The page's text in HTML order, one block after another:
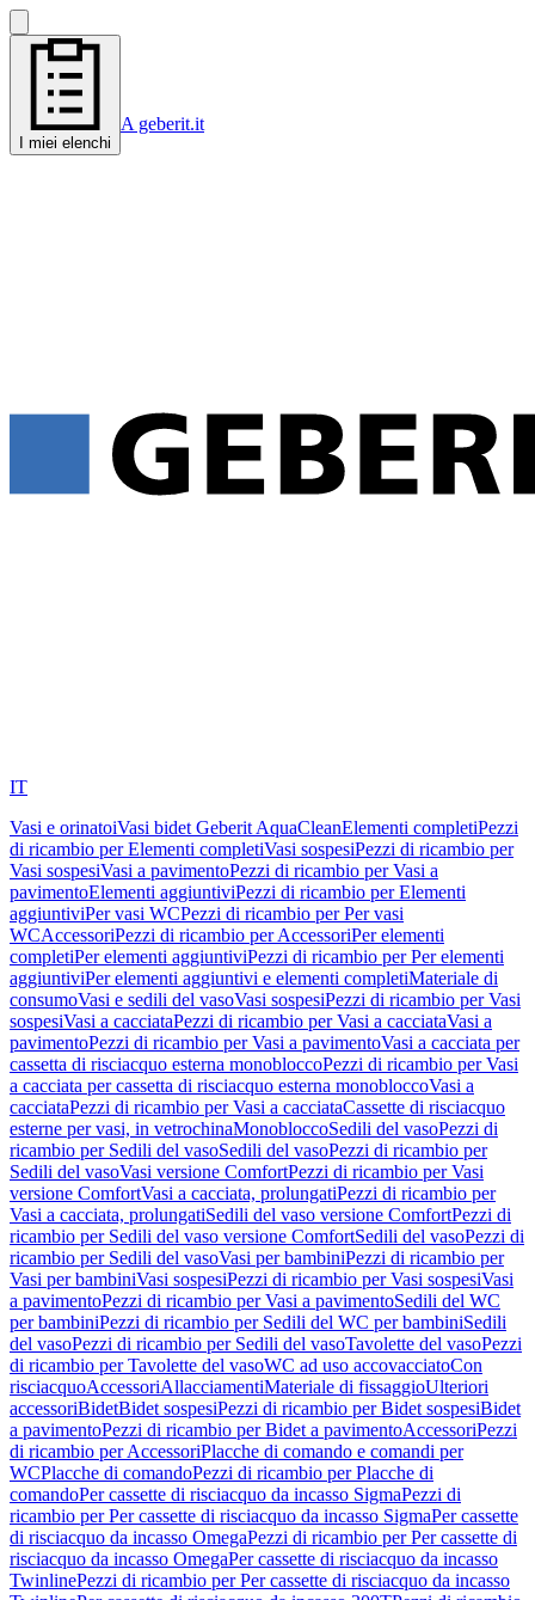
I miei elenchi
A geberit.it
IT
Vasi e orinatoiVasi bidet Geberit AquaCleanElementi completiPezzi
di ricambio per Elementi completiVasi sospesiPezzi di ricambio per
Vasi sospesiVasi a pavimentoPezzi di ricambio per Vasi a
pavimentoElementi aggiuntiviPezzi di ricambio per Elementi
aggiuntiviPer vasi WCPezzi di ricambio per Per vasi
WCAccessoriPezzi di ricambio per AccessoriPer elementi
completiPer elementi aggiuntiviPezzi di ricambio per Per elementi
aggiuntiviPer elementi aggiuntivi e elementi completiMateriale di
consumoVasi e sedili del vasoVasi sospesiPezzi di ricambio per Vasi
sospesiVasi a cacciataPezzi di ricambio per Vasi a cacciataVasi a
pavimentoPezzi di ricambio per Vasi a pavimentoVasi a cacciata per
cassetta di risciacquo esterna monobloccoPezzi di ricambio per Vasi
a cacciata per cassetta di risciacquo esterna monobloccoVasi a
cacciataPezzi di ricambio per Vasi a cacciataCassette di risciacquo
esterne per vasi, in vetrochinaMonobloccoSedili del vasoPezzi di
ricambio per Sedili del vasoSedili del vasoPezzi di ricambio per
Sedili del vasoVasi versione ComfortPezzi di ricambio per Vasi
versione ComfortVasi a cacciata, prolungatiPezzi di ricambio per
Vasi a cacciata, prolungatiSedili del vaso versione ComfortPezzi di
ricambio per Sedili del vaso versione ComfortSedili del vasoPezzi di
ricambio per Sedili del vasoVasi per bambiniPezzi di ricambio per
Vasi per bambiniVasi sospesiPezzi di ricambio per Vasi sospesiVasi
a pavimentoPezzi di ricambio per Vasi a pavimentoSedili del WC
per bambiniPezzi di ricambio per Sedili del WC per bambiniSedili
del vasoPezzi di ricambio per Sedili del vasoTavolette del vasoPezzi
di ricambio per Tavolette del vasoWC ad uso accovacciatoCon
risciacquoAccessoriAllacciamentiMateriale di fissaggioUlteriori
accessoriBidetBidet sospesiPezzi di ricambio per Bidet sospesiBidet
a pavimentoPezzi di ricambio per Bidet a pavimentoAccessoriPezzi
di ricambio per AccessoriPlacche di comando e comandi per
WCPlacche di comandoPezzi di ricambio per Placche di
comandoPer cassette di risciacquo da incasso SigmaPezzi di
ricambio per Per cassette di risciacquo da incasso SigmaPer cassette
di risciacquo da incasso OmegaPezzi di ricambio per Per cassette di
risciacquo da incasso OmegaPer cassette di risciacquo da incasso
TwinlinePezzi di ricambio per Per cassette di risciacquo da incasso